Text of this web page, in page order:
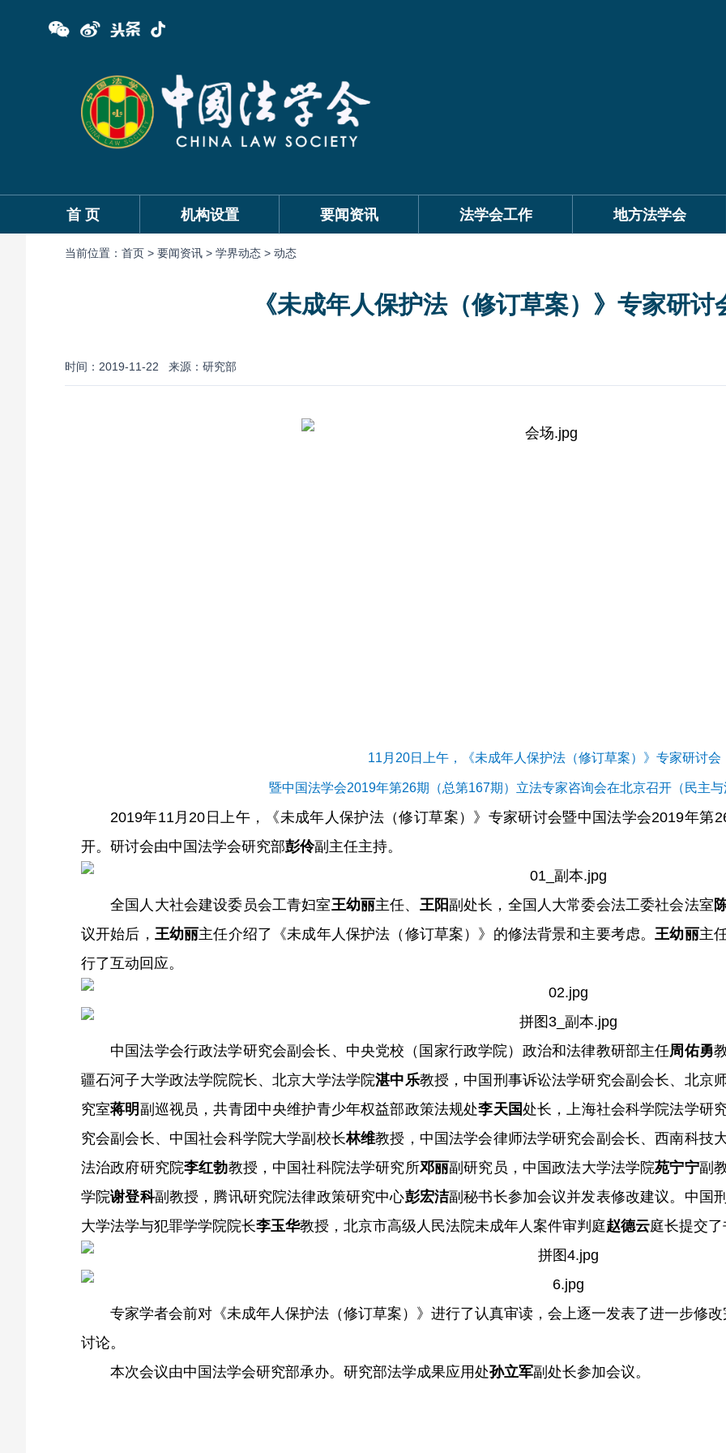
首 页 机构设置 要闻资讯 法学会工作 地方法学会
当前位置： 首页 > 要闻资讯 > 学界动态 > 动态
《未成年人保护法（修订草案）》专家研讨
时间：2019-11-22 来源：研究部
11月20日上午，《未成年人保护法（修订草案）》专家研讨会
暨中国法学会2019年第26期（总第167期）立法专家咨询会在北京召开（民主与
2019年11月20日上午，《未成年人保护法（修订草案）》专家研讨会暨中国法学会2019年第
开。研讨会由中国法学会研究部彭伶副主任主持。
全国人大社会建设委员会工青妇室王幼丽主任、 王阳副处长，全国人大常委会法工委社会法室
议开始后， 王幼丽主任介绍了《未成年人保护法（修订草案）》的修法背景和主要考虑。王幼丽主任
行了互动回应。
中国法学会行政法学研究会副会长、中央党校（国家行政学院）政治和法律教研部主任周佑勇
疆石河子大学政法学院院长、北京大学法学院湛中乐教授，中国刑事诉讼法学研究会副会长、北京
究室蒋明 副巡视员，共青团中央维护青少年权益部政策法规处李天国处长，上海社会科学院法学研
究会副会长、中国社会科学院大学副校长林维教授，中国法学会律师法学研究会副会长、西南科技
法治政府研究院李红勃教授，中国社科院法学研究所邓丽副研究员，中国政法大学法学院苑宁宁副
学院谢登科副教授，腾讯研究院法律政策研究中心彭宏洁副秘书长参加会议并发表修改建议。中国
大学法学与犯罪学学院院长李玉华教授，北京市高级人民法院未成年人案件审判庭赵德云庭长提交了
专家学者会前对《未成年人保护法（修订草案）》进行了认真审读，会上逐一发表了进一步修
讨论。
本次会议由中国法学会研究部承办。研究部法学成果应用处孙立军副处长参加会议。